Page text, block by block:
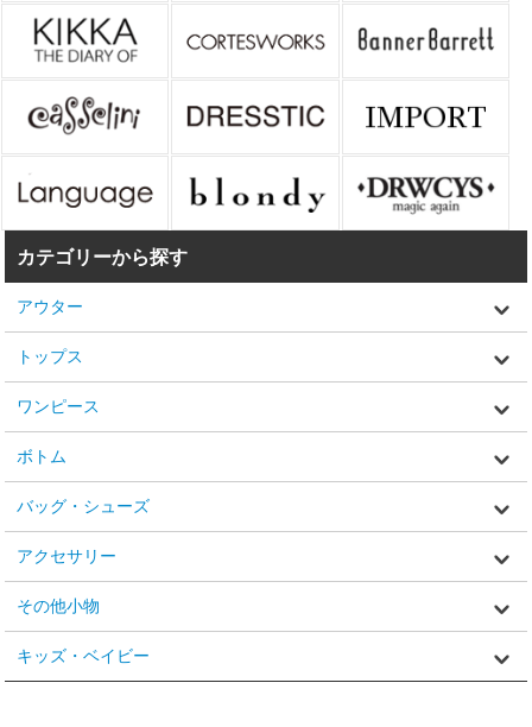
カテゴリーから探す
アウター
トップス
ワンピース
ボトム
バッグ・シューズ
アクセサリー
その他小物
キッズ・ベイビー